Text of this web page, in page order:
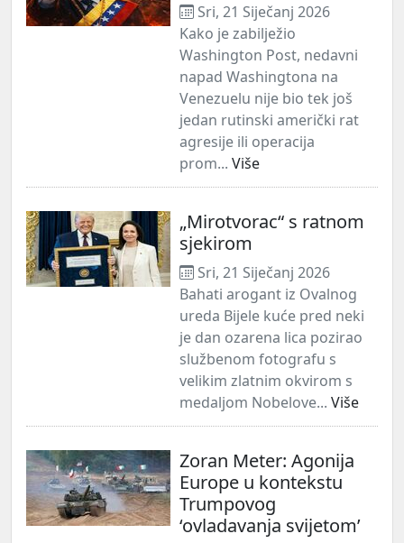
Sri, 21 Siječanj 2026
Kako je zabilježio
Washington Post, nedavni
napad Washingtona na
Venezuelu nije bio tek još
jedan rutinski američki rat
agresije ili operacija
prom... Više
„Mirotvorac“ s ratnom
sjekirom
Sri, 21 Siječanj 2026
Bahati arogant iz Ovalnog
ureda Bijele kuće pred neki
je dan ozarena lica pozirao
službenom fotografu s
velikim zlatnim okvirom s
medaljom Nobelove... Više
Zoran Meter: Agonija
Europe u kontekstu
Trumpovog
‘ovladavanja svijetom’